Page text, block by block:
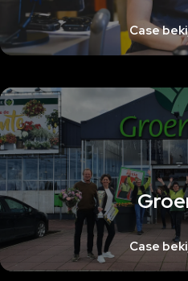
Case
Lorem ipsum dolor sit amet,
nec ullamcorper mattis, pulvinar
Case